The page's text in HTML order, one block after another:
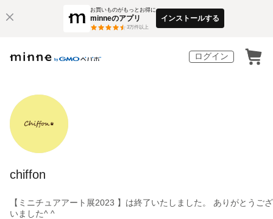
お買いものがもっとお得に
minneのアプリ
3万件以上
インストールする
ログイン
chiffon
【ミニチュアアート展2023 】は終了いたしました。 ありがとうござ
いました^ ^